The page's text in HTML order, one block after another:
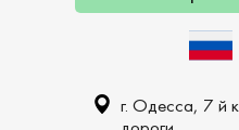
г. Одесса, 7 й